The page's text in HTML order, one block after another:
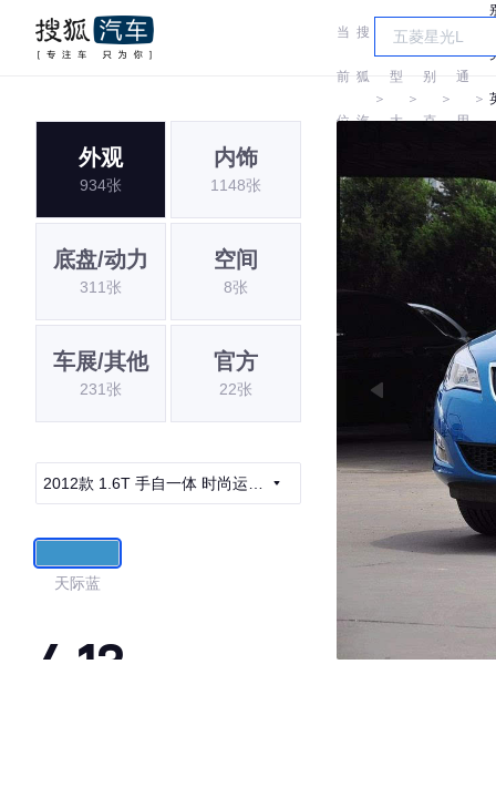
当
前
位
搜
狐
汽
＞
车
型
大
＞
别
克
＞
汽
通
用
克
＞
外观
934张
内饰
1148张
底盘/动力
311张
空间
8张
车展/其他
231张
官方
22张
2012款 1.6T 手自一体 时尚运动
天际蓝
4.13